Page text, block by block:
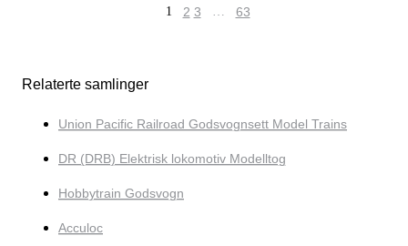
1 2 3 … 63
Relaterte samlinger
Union Pacific Railroad Godsvognsett Model Trains
DR (DRB) Elektrisk lokomotiv Modelltog
Hobbytrain Godsvogn
Acculoc